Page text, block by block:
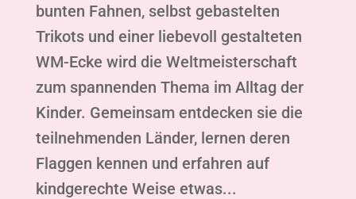
bunten Fahnen, selbst gebastelten
Trikots und einer liebevoll gestalteten
WM-Ecke wird die Weltmeisterschaft
zum spannenden Thema im Alltag der
Kinder. Gemeinsam entdecken sie die
teilnehmenden Länder, lernen deren
Flaggen kennen und erfahren auf
kindgerechte Weise etwas...